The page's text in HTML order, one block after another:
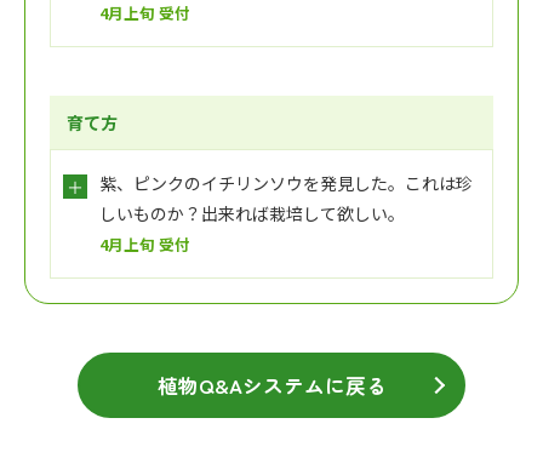
4月上旬 受付
育て方
紫、ピンクのイチリンソウを発見した。これは珍
しいものか？出来れば栽培して欲しい。
4月上旬 受付
植物Q&Aシステムに戻る